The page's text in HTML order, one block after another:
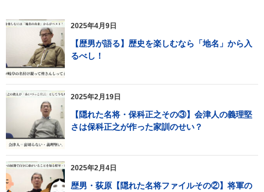
2025年4月9日
【歴男が語る】歴史を楽しむなら「地名」から入
るべし！
2025年2月19日
【隠れた名将・保科正之その③】会津人の義理堅
さは保科正之が作った家訓のせい？
2025年2月4日
歴男・荻原【隠れた名将ファイルその②】将軍の